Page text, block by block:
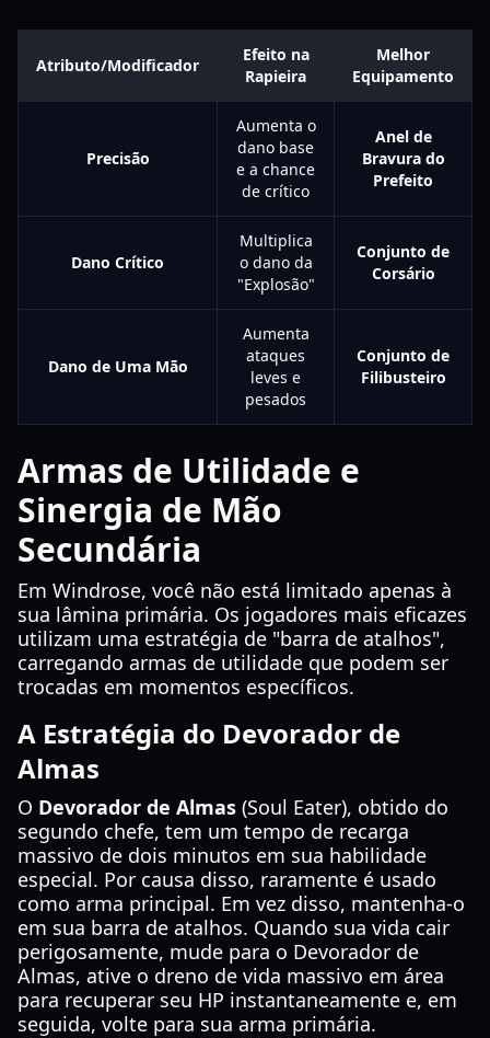
Atributo/Modificador
Efeito na
Rapieira
Melhor
Equipamento
Precisão
Aumenta o
dano base
e a chance
de crítico
Anel de
Bravura do
Prefeito
Dano Crítico
Multiplica
o dano da
"Explosão"
Conjunto de
Corsário
Dano de Uma Mão
Aumenta
ataques
leves e
pesados
Conjunto de
Filibusteiro
Armas de Utilidade e
Sinergia de Mão
Secundária
Em Windrose, você não está limitado apenas à
sua lâmina primária. Os jogadores mais eficazes
utilizam uma estratégia de "barra de atalhos",
carregando armas de utilidade que podem ser
trocadas em momentos específicos.
A Estratégia do Devorador de
Almas
O Devorador de Almas (Soul Eater), obtido do
segundo chefe, tem um tempo de recarga
massivo de dois minutos em sua habilidade
especial. Por causa disso, raramente é usado
como arma principal. Em vez disso, mantenha-o
em sua barra de atalhos. Quando sua vida cair
perigosamente, mude para o Devorador de
Almas, ative o dreno de vida massivo em área
para recuperar seu HP instantaneamente e, em
seguida, volte para sua arma primária.